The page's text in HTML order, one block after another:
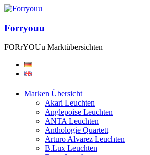
Forryouu
FORrYOUu Marktübersichten
Marken Übersicht
Akari Leuchten
Anglepoise Leuchten
ANTA Leuchten
Anthologie Quartett
Arturo Alvarez Leuchten
B.Lux Leuchten